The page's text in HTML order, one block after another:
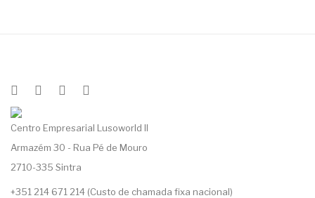
Centro Empresarial Lusoworld II
Armazém 30 - Rua Pé de Mouro
2710-335 Sintra
+351 214 671 214 (Custo de chamada fixa nacional)